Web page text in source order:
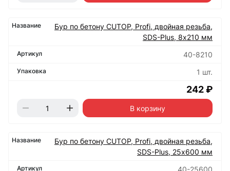
Бур по бетону CUTOP, Profi, двойная резьба,
SDS-Plus, 8х210 мм
40-8210
1 шт.
242 ₽
В корзину
Бур по бетону CUTOP, Profi, двойная резьба,
SDS-Plus, 25х600 мм